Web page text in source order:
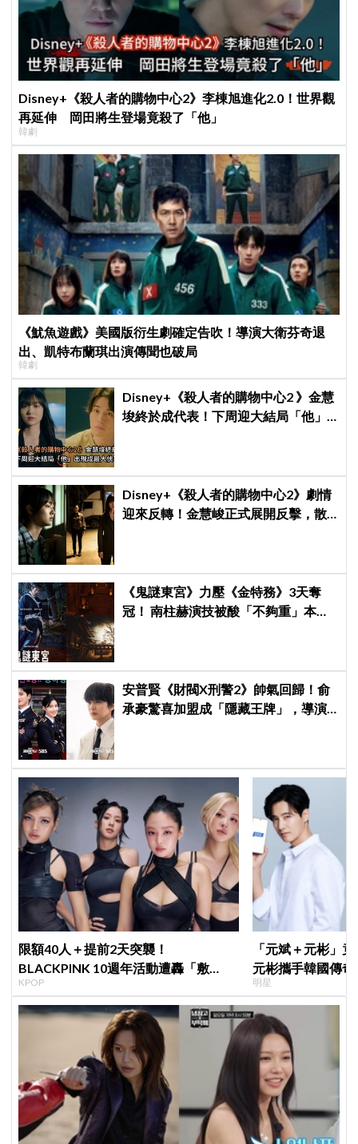
Disney+《殺人者的購物中心2》李棟旭進化2.0！世界觀
再延伸 岡田將生登場竟殺了「他」
韓劇
《魷魚遊戲》美國版衍生劇確定告吹！導演大衛芬奇退
出、凱特布蘭琪出演傳聞也破局
韓劇
Disney+《殺人者的購物中心2 》金慧
埈終於成代表！下周迎大結局「他」
Disney+《殺人者的購物中心2》劇情
迎來反轉！金慧峻正式展開反擊，散
《鬼謎東宮》力壓《金特務》3天奪
冠！ 南柱赫演技被酸「不夠重」本人
安普賢《財閥X刑警2》帥氣回歸！俞
承豪驚喜加盟成「隱藏王牌」，導演
限額40人＋提前2天突襲！
BLACKPINK 10週年活動遭轟「敷
衍」，YG急證實：4人確定完全體出席
KPOP
「元斌＋元彬」
元彬攜手韓國傳
牌，韓網瘋喊：
明星